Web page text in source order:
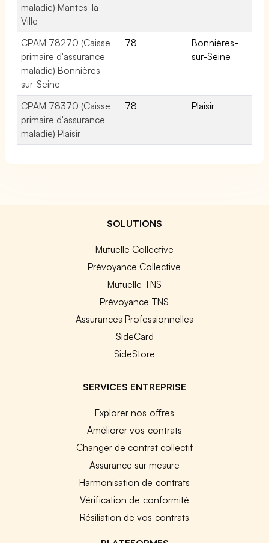
maladie) Mantes-la-
Ville
CPAM 78270 (Caisse
primaire d'assurance
maladie) Bonnières-
sur-Seine
78
Bonnières-
sur-Seine
CPAM 78370 (Caisse
primaire d'assurance
maladie) Plaisir
78 Plaisir
SOLUTIONS
Mutuelle Collective
Prévoyance Collective
Mutuelle TNS
Prévoyance TNS
Assurances Professionnelles
SideCard
SideStore
SERVICES ENTREPRISE
Explorer nos offres
Améliorer vos contrats
Changer de contrat collectif
Assurance sur mesure
Harmonisation de contrats
Vérification de conformité
Résiliation de vos contrats